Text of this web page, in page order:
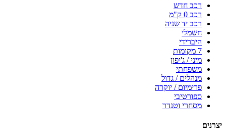
רכב חדש
רכב 0 ק"מ
רכב יד שניה
חשמלי
היברידי
7 מקומות
מיני / ג'יפון
משפחתי
מנהלים / גדול
פרימיום / יוקרה
ספורטיבי
מסחרי וטנדר
יצרנים